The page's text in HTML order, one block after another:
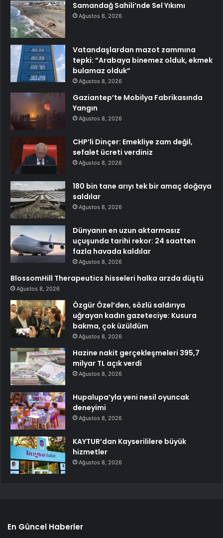
Samandağ Sahili’nde Sel Yıkımı
Ağustos 8, 2026
Vatandaşlardan mazot zammına
tepki: “Arabaya binemez olduk, ekmek
bulamaz olduk”
Ağustos 8, 2026
Gaziantep’te Mobilya Fabrikasında
Yangın
Ağustos 8, 2026
CHP’li Dinçer: Emekliye zam değil,
sefalet ücreti verdiniz
Ağustos 8, 2026
180 bin tane arıyı tek bir amaç doğaya
saldılar
Ağustos 8, 2026
Dünyanın en uzun aktarmasız
uçuşunda tarihi rekor: 24 saatten
fazla havada kaldılar
Ağustos 8, 2026
BlossomHill Therapeutics hisseleri halka arzda düştü
Ağustos 8, 2026
Özgür Özel’den, sözlü saldırıya
uğrayan kadın gazeteciye: Kusura
bakma, çok üzüldüm
Ağustos 8, 2026
Hazine nakit gerçekleşmeleri 395,7
milyar TL açık verdi
Ağustos 8, 2026
Hupalupa’yla yeni nesil oyuncak
deneyimi
Ağustos 8, 2026
KAYTUR’dan Kayserililere büyük
hizmetler
Ağustos 8, 2026
En Güncel Haberler